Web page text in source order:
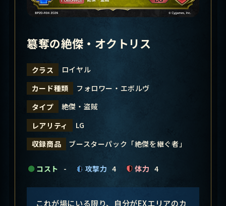
簒奪の絶傑・オクトリス
クラス
ロイヤル
カード種類
フォロワー・エボルヴ
タイプ
絶傑・盗賊
レアリティ
LG
収録商品
ブースターパック「絶傑を継ぐ者」
コスト - 攻撃力 4 体力 4
これが場にいる限り、自分がEXエリアのカ